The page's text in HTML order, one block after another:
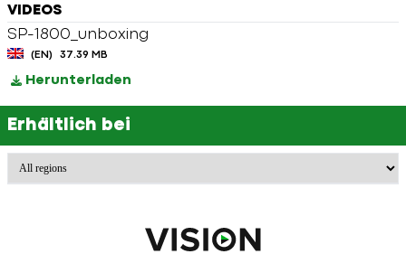
VIDEOS
SP-1800_unboxing
(EN) 37.39 MB
Herunterladen
Erhältlich bei